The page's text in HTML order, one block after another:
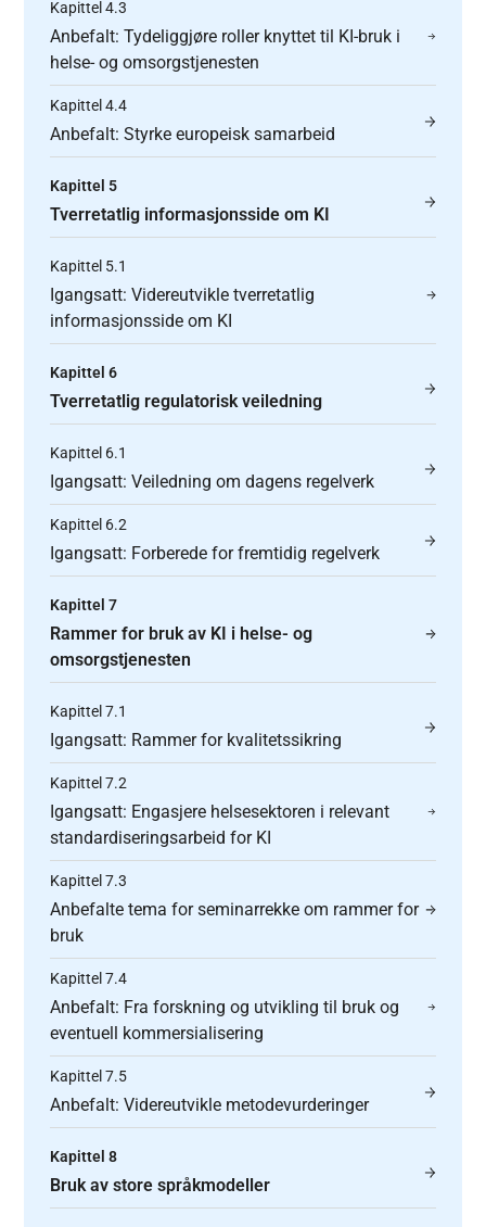
Kapittel 4.3
Anbefalt: Tydeliggjøre roller knyttet til KI-bruk i
helse- og omsorgstjenesten
Kapittel 4.4
Anbefalt: Styrke europeisk samarbeid
Kapittel 5
Tverretatlig informasjonsside om KI
Kapittel 5.1
Igangsatt: Videreutvikle tverretatlig
informasjonsside om KI
Kapittel 6
Tverretatlig regulatorisk veiledning
Kapittel 6.1
Igangsatt: Veiledning om dagens regelverk
Kapittel 6.2
Igangsatt: Forberede for fremtidig regelverk
Kapittel 7
Rammer for bruk av KI i helse- og
omsorgstjenesten
Kapittel 7.1
Igangsatt: Rammer for kvalitetssikring
Kapittel 7.2
Igangsatt: Engasjere helsesektoren i relevant
standardiseringsarbeid for KI
Kapittel 7.3
Anbefalte tema for seminarrekke om rammer for
bruk
Kapittel 7.4
Anbefalt: Fra forskning og utvikling til bruk og
eventuell kommersialisering
Kapittel 7.5
Anbefalt: Videreutvikle metodevurderinger
Kapittel 8
Bruk av store språkmodeller